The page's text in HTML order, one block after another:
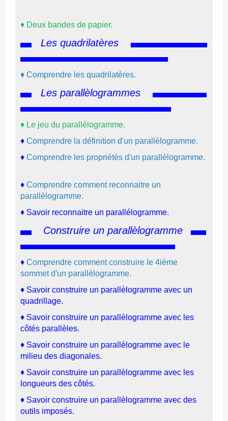
♦ Deux bandes de papier.
Les quadrilatères
♦ Comprendre les quadrilatères.
Les parallèlogrammes
♦ Le jeu du parallélogramme.
♦ Comprendre la définition d'un parallèlogramme.
♦ Comprendre les propriétés d'un parallèlogramme.
♦ Comprendre comment reconnaitre un
parallèlogramme.
♦ Savoir reconnaitre un parallélogramme.
Construire un parallèlogramme
♦ Comprendre comment construire le 4ième
sommet d'un parallèlogramme.
♦ Savoir construire un parallèlogramme avec un
quadrillage.
♦ Savoir construire un parallèlogramme avec les
côtés parallèles.
♦ Savoir construire un parallèlogramme avec le
milieu des diagonales.
♦ Savoir construire un parallèlogramme avec les
longueurs des côtés.
♦ Savoir construire un parallèlogramme avec des
outils imposés.